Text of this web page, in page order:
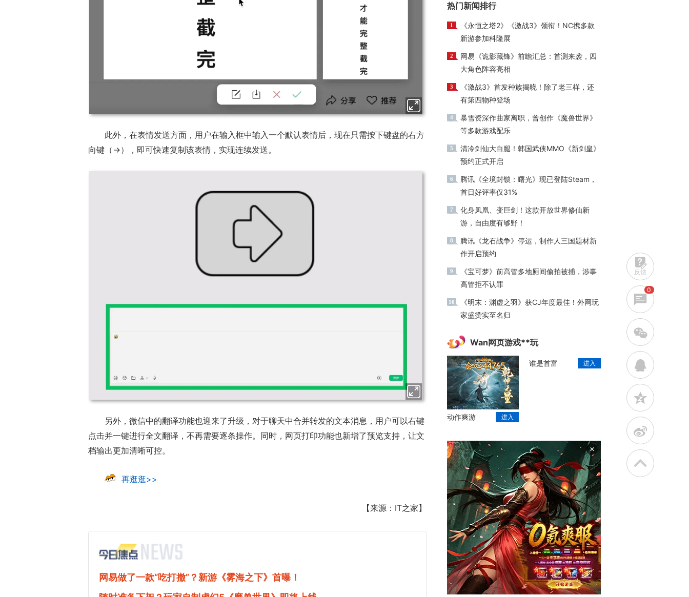
此外，在表情发送方面，用户在输入框中输入一个默认表情后，现在只需按下键盘的右方
向键（→），即可快速复制该表情，实现连续发送。
另外，微信中的翻译功能也迎来了升级，对于聊天中合并转发的文本消息，用户可以右键
点击并一键进行全文翻译，不再需要逐条操作。同时，网页打印功能也新增了预览支持，让文
档输出更加清晰可控。
再逛逛>>
【来源：IT之家】
网易做了一款“吃打撤”？新游《雾海之下》首曝！
热门新闻排行
1
《永恒之塔2》《激战3》领衔！NC携多款
新游参加科隆展
2
网易《诡影藏锋》前瞻汇总：首测来袭，四
大角色阵容亮相
3
《激战3》首发种族揭晓！除了老三样，还
有第四物种登场
4
暴雪资深作曲家离职，曾创作《魔兽世界》
等多款游戏配乐
5
清冷剑仙大白腿！韩国武侠MMO《新剑皇》
预约正式开启
6
腾讯《全境封锁：曙光》现已登陆Steam，
首日好评率仅31%
7
化身凤凰、变巨剑！这款开放世界修仙新
游，自由度有够野！
8
腾讯《龙石战争》停运，制作人三国题材新
作开启预约
9
《宝可梦》前高管多地厕间偷拍被捕，涉事
高管拒不认罪
10
《明末：渊虚之羽》获CJ年度最佳！外网玩
家盛赞实至名归
Wan网页游戏**玩
动作爽游 进入
谁是首富 进入
×
反馈
0
w
q
z
t